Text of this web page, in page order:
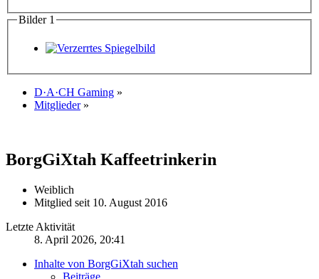
Bilder 1
D·A·CH Gaming »
Mitglieder »
BorgGiXtah Kaffeetrinkerin
Weiblich
Mitglied seit 10. August 2016
Letzte Aktivität
8. April 2026, 20:41
Inhalte von BorgGiXtah suchen
Beiträge